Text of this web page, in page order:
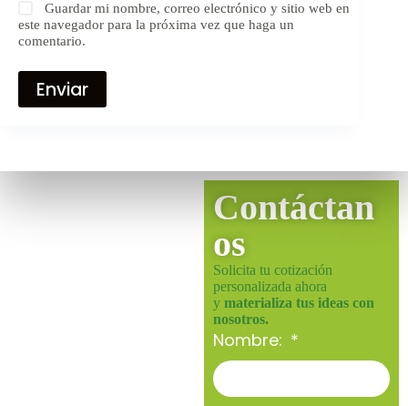
Guardar mi nombre, correo electrónico y sitio web en
este navegador para la próxima vez que haga un
comentario.
Enviar
Contáctan
os
Solicita tu cotización
personalizada ahora
y materializa tus ideas con
nosotros.
Nombre: